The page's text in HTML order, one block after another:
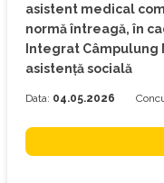
asistent medical
normă întreagă, în
Integrat Câmpulung
asistență socială
Data: 04.05.2026